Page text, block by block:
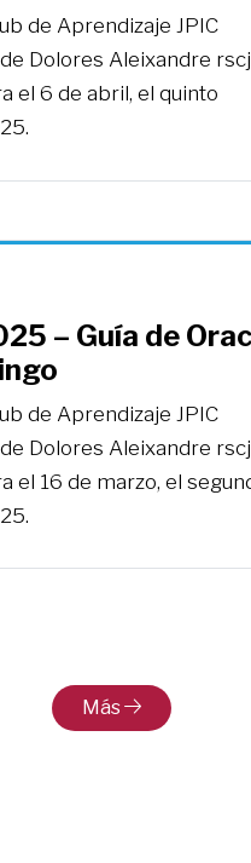
de Aprendizaje JPIC
Dolores Aleixandre
el 6 de abril, el quinto
– Guía de
de Aprendizaje JPIC
Dolores Aleixandre
el 16 de marzo, el
Más